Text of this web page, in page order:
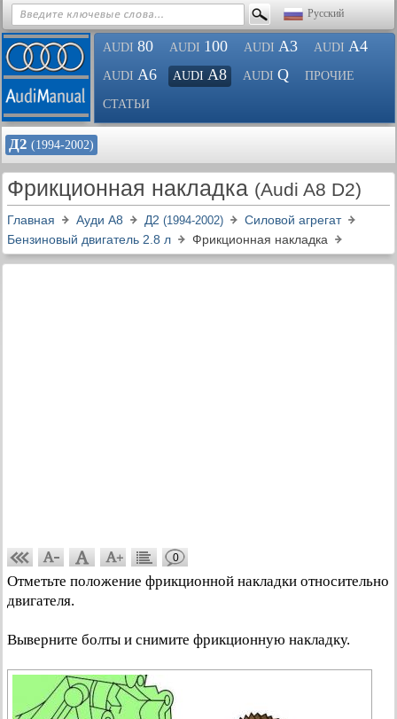
Русский
AUDI 80 AUDI 100 AUDI A3 AUDI A4
AUDI A6 AUDI A8 AUDI Q ПРОЧИЕ
СТАТЬИ
Д2 (1994-2002)
Фрикционная накладка (Audi A8 D2)
Главная Ауди A8 Д2 (1994-2002)
Силовой агрегат
Бензиновый двигатель 2.8 л
Фрикционная накладка
0
Отметьте положение фрикционной накладки относительно
двигателя.
Выверните болты и снимите фрикционную накладку.